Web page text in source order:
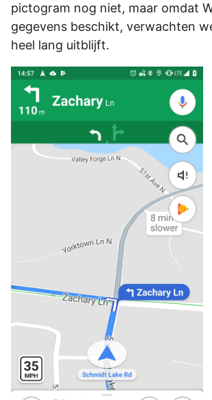
pictogram nog niet, maar omdat
gegevens beschikt, verwachten
heel lang uitblijft.